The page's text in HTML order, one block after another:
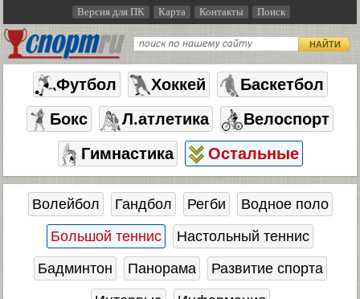
Версия для ПК Карта Контакты Поиск
НАЙТИ
Футбол Хоккей
Баскетбол
Бокс
Л.атлетика
Велоспорт
Гимнастика
Остальные
Волейбол Гандбол Регби
Водное поло
Большой теннис
Настольный теннис
Бадминтон
Панорама
Развитие спорта